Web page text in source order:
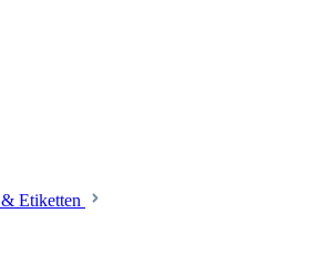
Etiketten